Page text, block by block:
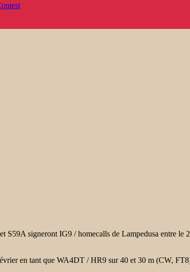
S59A signeront IG9 / homecalls de Lampedusa entre le
en tant que WA4DT / HR9 sur 40 et 30 m (CW,